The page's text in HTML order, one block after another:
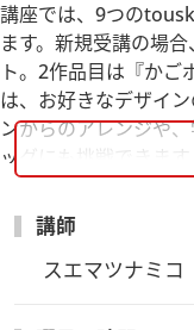
講座では、9つの
ます。新規受講の場
ト。2作品目は『か
は、お好きなデザイ
ンからのアレンジや
ッグにも挑戦できます。
※趣味の講座になる
ることはできません。
※3～4回で1つのバッ
20250313
講師
スエマツナミコ